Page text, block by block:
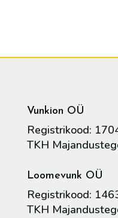
Vunkion OÜ
Registrikood:
TKH
Loomevunk OÜ
Registrikood:
TKH